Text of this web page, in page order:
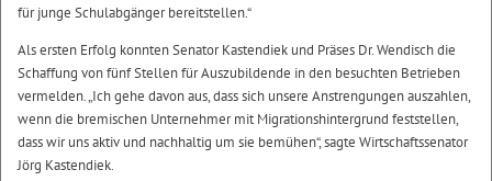
für junge Schulabgänger bereitstellen.“
Als ersten Erfolg konnten Senator Kastendiek und Präses Dr. Wendisch die
Schaffung von fünf Stellen für Auszubildende in den besuchten Betrieben
vermelden. „Ich gehe davon aus, dass sich unsere Anstrengungen auszahlen,
wenn die bremischen Unternehmer mit Migrationshintergrund feststellen,
dass wir uns aktiv und nachhaltig um sie bemühen“, sagte Wirtschaftssenator
Jörg Kastendiek.